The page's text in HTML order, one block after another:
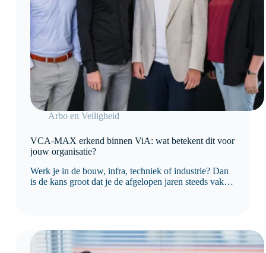
Arbo en Veiligheid
VCA-MAX erkend binnen ViA: wat betekent dit voor
jouw organisatie?
Werk je in de bouw, infra, techniek of industrie? Dan
is de kans groot dat je de afgelopen jaren steeds vaker